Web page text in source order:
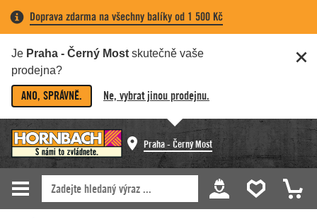
Doprava zdarma na všechny balíky od 1 500 Kč
Je Praha - Černý Most skutečně vaše
prodejna?
ANO, SPRÁVNĚ. Ne, vybrat jinou prodejnu.
Praha - Černý Most